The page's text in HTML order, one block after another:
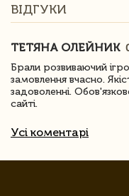
ВІДГУКИ
ТЕТЯНА ОЛЕЙНИК
Брали розвиваючий
замовлення вчасно.
задоволенні.
сайті.
Усі коментарі